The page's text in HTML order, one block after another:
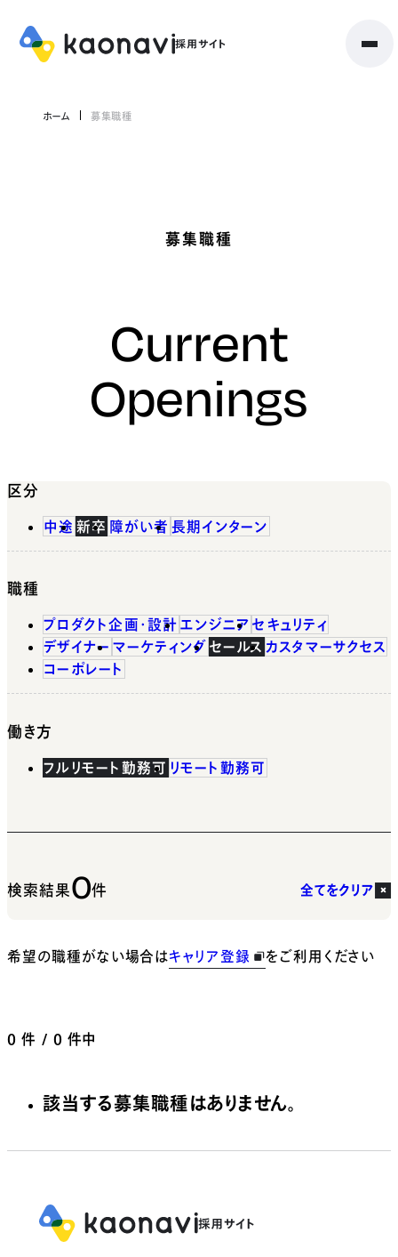
ホーム 募集職種
募集職種
Current
Openings
区分
中途 新卒 障がい者 長期インターン
職種
プロダクト企画・設計 エンジニア セキュリティ
デザイナー マーケティング セールス カスタマーサクセス
コーポレート
働き方
フルリモート勤務可 リモート勤務可
検索結果0件 全てをクリア
希望の職種がない場合はキャリア登録 をご利用ください
0 件 / 0 件中
該当する募集職種はありません。